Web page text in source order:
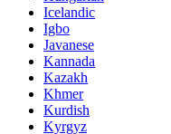
Icelandic
Igbo
Javanese
Kannada
Kazakh
Khmer
Kurdish
Kyrgyz